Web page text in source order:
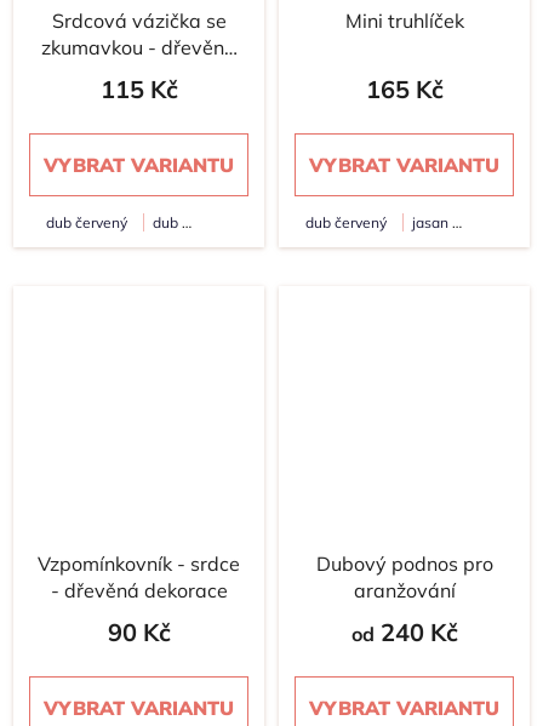
Srdcová vázička se
zkumavkou - dřevěná
dekorace
115 Kč
VYBRAT VARIANTU
dub červený
dub
modřín
Mini truhlíček
165 Kč
VYBRAT VARIANTU
dub červený
jasan
modřín
akát
Vzpomínkovník - srdce
- dřevěná dekorace
90 Kč
VYBRAT VARIANTU
Dubový podnos pro
aranžování
od 240 Kč
VYBRAT VARIANTU